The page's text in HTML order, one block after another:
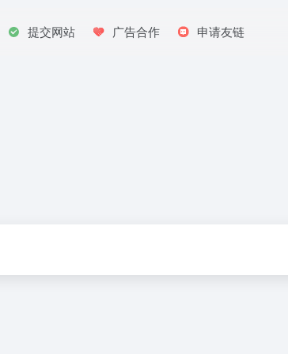
提交网站 广告合作 申请友链